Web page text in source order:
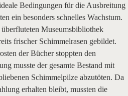
Bedingungen für die Ausbreitung
ein besonders schnelles Wachstum.
Museumsbibliothek
frischer Schimmelrasen gebildet.
der Bücher stoppten den
musste der gesamte Bestand mit
Schimmelpilze abzutöten. Da
erhalten bleibt, mussten die